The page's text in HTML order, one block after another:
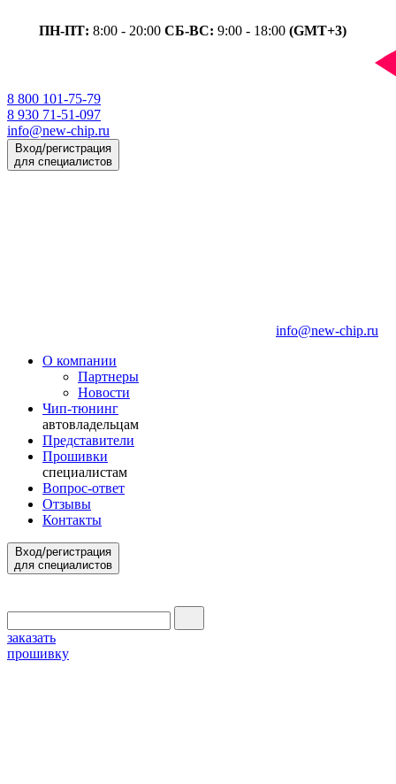
ПН-ПТ: 8:00 - 20:00 СБ-ВС: 9:00 - 18:00 (GMT+3)
8 800 101-75-79
8 930 71-51-097
info@new-chip.ru
Вход/регистрация
для специалистов
info@new-chip.ru
О компании
Партнеры
Новости
Чип-тюнинг
автовладельцам
Представители
Прошивки
специалистам
Вопрос-ответ
Отзывы
Контакты
Вход/регистрация
для специалистов
заказать
прошивку